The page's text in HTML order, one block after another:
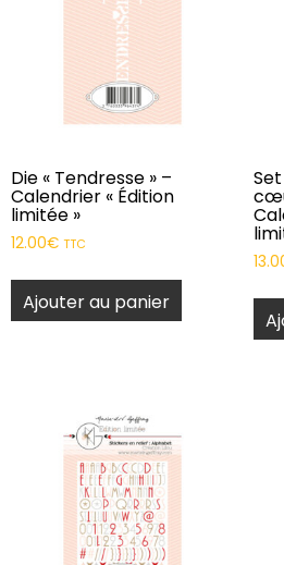
Die « Tendresse » –
Calendrier « Édition
limitée »
12.00€ TTC
Ajouter au panier